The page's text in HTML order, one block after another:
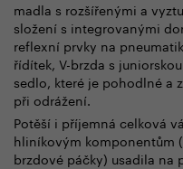
madla s rozšířenými a
složení s integrovanými
reflexní prvky na
řídítek, V-brzda s
sedlo, které je pohodlné a
při odrážení.
Potěší i příjemná celková
hliníkovým komponentům
brzdové páčky) usadila na